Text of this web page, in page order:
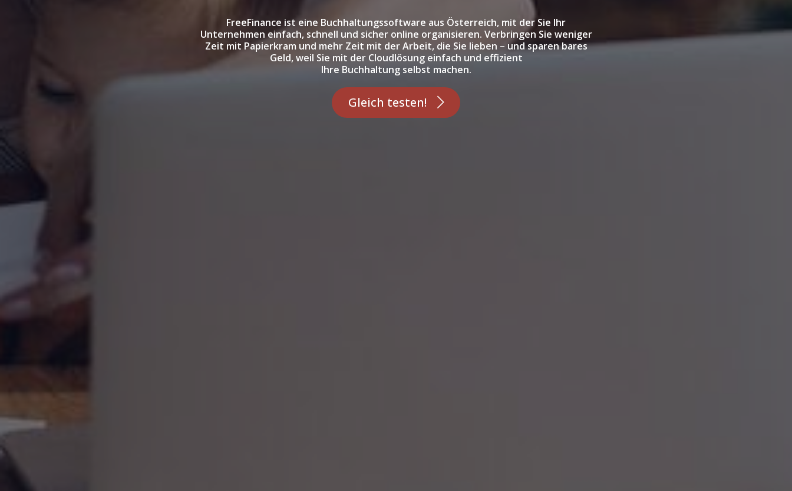
FreeFinance ist eine Buchhaltungssoftware aus Österreich, mit der Sie Ihr
Unternehmen einfach, schnell und sicher online organisieren. Verbringen Sie weniger
Zeit mit Papierkram und mehr Zeit mit der Arbeit, die Sie lieben – und sparen bares
Geld, weil Sie mit der Cloudlösung einfach und effizient
Ihre Buchhaltung selbst machen.
Gleich testen!